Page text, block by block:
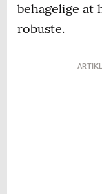
behagelige at
robuste.